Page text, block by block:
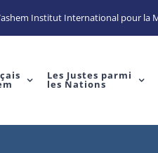
Institut International pour la
Les Justes parmi
les Nations